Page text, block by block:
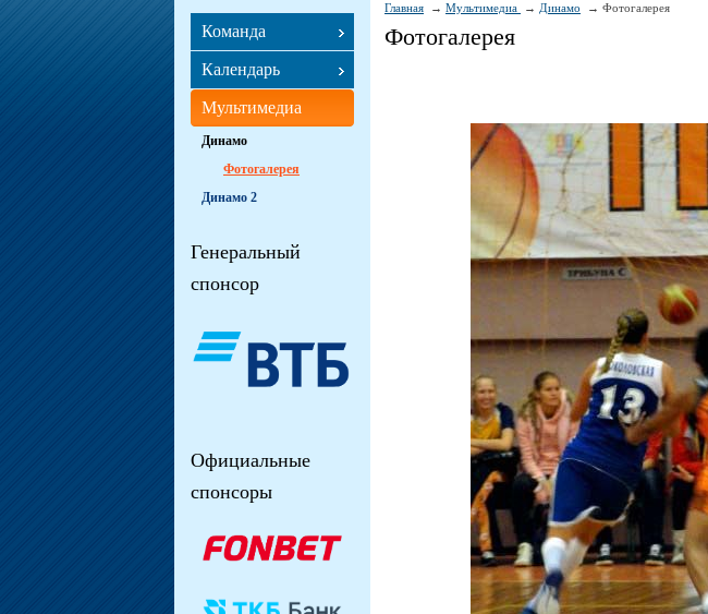
Главная Мультимедиа Динамо Фотогалерея
Фотогалерея
Команда
Календарь
Мультимедиа
Динамо
Фотогалерея
Динамо 2
Генеральный
спонсор
Официальные
спонсоры